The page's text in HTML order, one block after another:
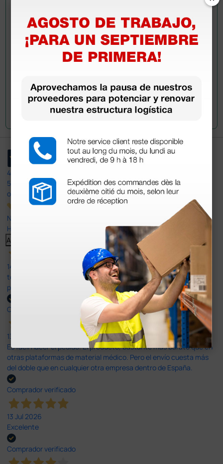
han adquirido este producto.
Envía tu pregunta
4,4
597
opiniones
Nuestras reseñas de 4 y 5 estrellas.
Haga clic aquí para leerlos todos >
Anterior
14 Jul 2026
todo correcto. podria señalar que un poco caro los portes y el
plazo de entrega se alarga.
Comprador verificado
13 Jul 2026
Es fácil hacer el pedido. El producto, bastante mas barato que en
otras plataformas de material médico. Pero el envío cuesta más
del doble que en cualquier otra empresa dentro de España.
Comprador verificado
13 Jul 2026
Excelente
Comprador verificado